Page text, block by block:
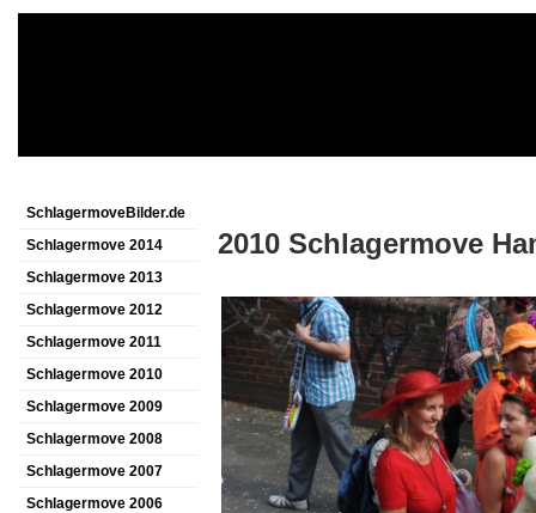
SchlagermoveBilder.de
Schlagermove 2014
Schlagermove 2013
Schlagermove 2012
Schlagermove 2011
Schlagermove 2010
Schlagermove 2009
Schlagermove 2008
Schlagermove 2007
Schlagermove 2006
2010 Schlagermove